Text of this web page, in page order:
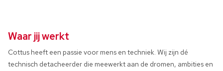
Waar jij werkt
Cottus heeft een passie voor mens en techniek. Wij zijn dé
technisch detacheerder die meewerkt aan de dromen, ambities en